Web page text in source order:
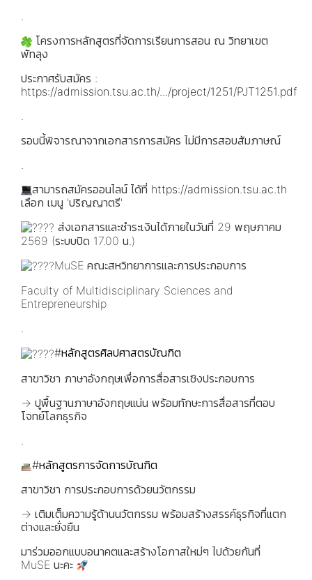
.
โครงการหลักสูตรที่จัดการเรียนการสอน ณ วิทยาเขต
พัทลุง
ประกาศรับสมัคร :
https://admission.tsu.ac.th/.../project/1251/PJT1251.pdf
.
รอบนี้พิจารณาจากเอกสารการสมัคร ไม่มีการสอบสัมภาษณ์
.
สามารถสมัครออนไลน์ ได้ที่ https://admission.tsu.ac.th
เลือก เมนู 'ปริญญาตรี'
ส่งเอกสารและชำระเงินได้ภายในวันที่ 29 พฤษภาคม
2569 (ระบบปิด 17.00 น.)
MuSE คณะสหวิทยาการและการประกอบการ
Faculty of Multidisciplinary Sciences and
Entrepreneurship
.
#หลักสูตรศิลปศาสตรบัณฑิต
สาขาวิชา ภาษาอังกฤษเพื่อการสื่อสารเชิงประกอบการ
→ ปูพื้นฐานภาษาอังกฤษแน่น พร้อมทักษะการสื่อสารที่ตอบ
โจทย์โลกธุรกิจ
#หลักสูตรการจัดการบัณฑิต
สาขาวิชา การประกอบการด้วยนวัตกรรม
→ เติมเต็มความรู้ด้านนวัตกรรม พร้อมสร้างสรรค์ธุรกิจที่แตก
ต่างและยั่งยืน
มาร่วมออกแบบอนาคตและสร้างโอกาสใหม่ๆ ไปด้วยกันที่
MuSE นะคะ